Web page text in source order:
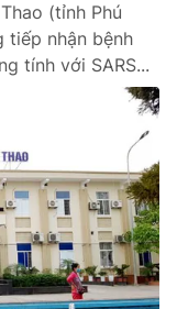
sản
Việt
(tỉnh Phú
tiếp nhận bệnh
tính với SARS...